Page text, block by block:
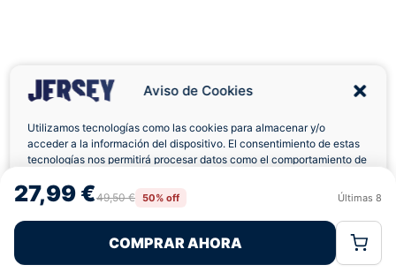
Aviso de Cookies
Utilizamos tecnologías como las cookies para almacenar y/o
acceder a la información del dispositivo. El consentimiento de estas
tecnologías nos permitirá procesar datos como el comportamiento de
retirar el consentimiento, puede afectar negativamente a ciertas
características y funciones.
Rechazar
Política de CookiesPolítica de Privacidad
27,99 €49,50 € 50% off Últimas 8
COMPRAR AHORA
Envíos a Domicilio Devolución 7 Días
Pagos 100% Seguros Ofertas Sin Límites